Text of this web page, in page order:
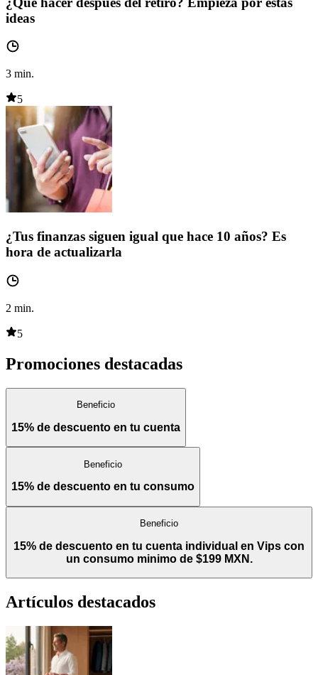
ideas
3 min.
5
¿Tus finanzas siguen igual que hace 10 años? Es
hora de actualizarla
2 min.
5
Promociones destacadas
Beneficio
15% de descuento en tu cuenta
Beneficio
15% de descuento en tu consumo
Beneficio
15% de descuento en tu cuenta individual en Vips con
un consumo minimo de $199 MXN.
Artículos destacados